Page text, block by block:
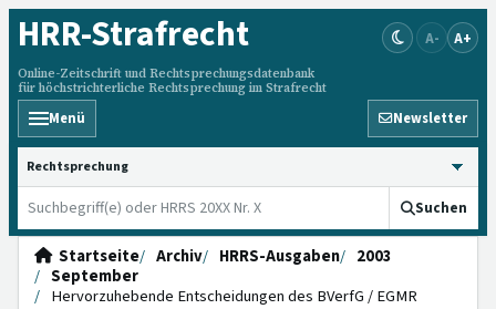
HRR-Strafrecht
Online-Zeitschrift und Rechtsprechungsdatenbank
für höchstrichterliche Rechtsprechung im Strafrecht
A- A+
Menü Newsletter
HRRS durchsuchen
Suchen
Startseite Archiv HRRS-Ausgaben
2003
September
Hervorzuhebende Entscheidungen des BVerfG / EGMR